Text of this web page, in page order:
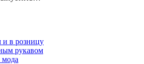
и в розницу
рукавом
мода